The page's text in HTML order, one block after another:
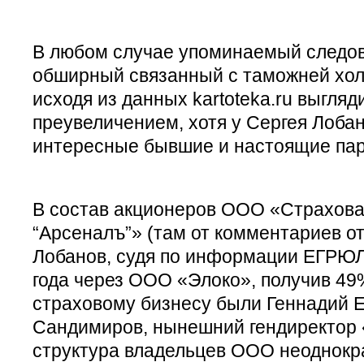
В любом случае упоминаемый
обширный связанный с таможней
исходя из данных kartoteka.ru
преувеличением, хотя у Сергея
интересные бывшие и настоящие
В состав акционеров ООО
“Арсеналъ”» (там от комментариев
Лобанов, судя по информации
года через ООО «Элоко», получив
страховому бизнесу были Геннадий
Сандимиров, нынешний гендиректор
структура владельцев ООО